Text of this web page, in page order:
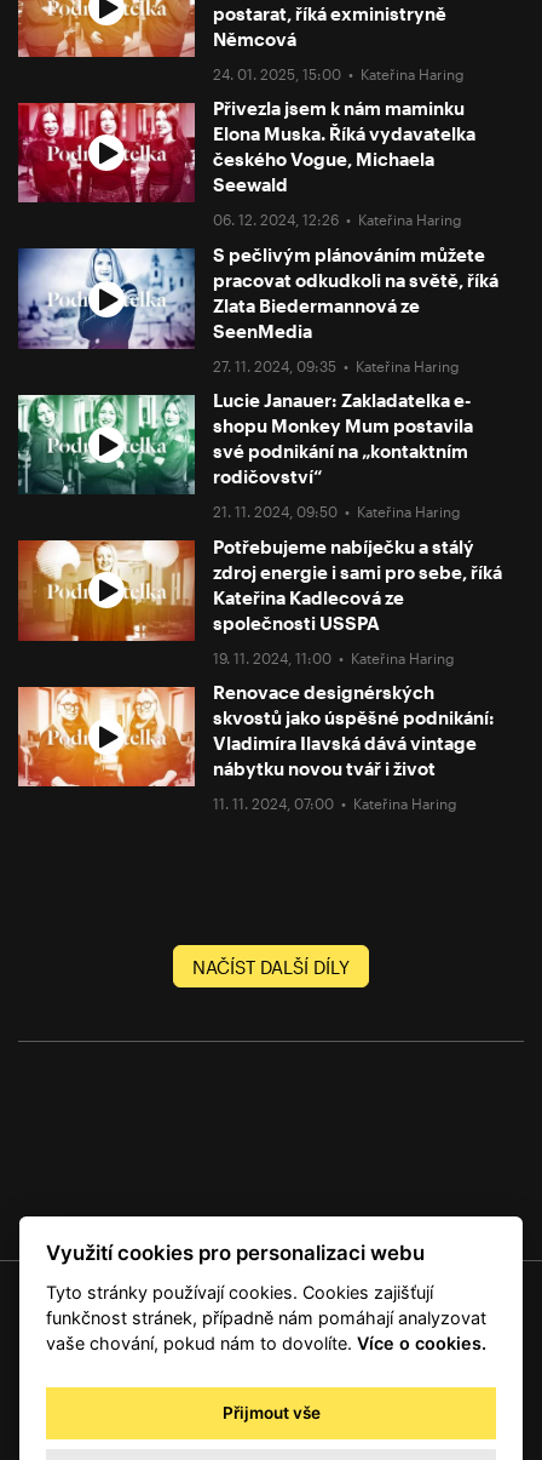
postarat, říká exministryně
Němcová
24. 01. 2025, 15:00 • Kateřina Haring
Přivezla jsem k nám maminku
Elona Muska. Říká vydavatelka
českého Vogue, Michaela
Seewald
06. 12. 2024, 12:26 • Kateřina Haring
S pečlivým plánováním můžete
pracovat odkudkoli na světě, říká
Zlata Biedermannová ze
SeenMedia
27. 11. 2024, 09:35 • Kateřina Haring
Lucie Janauer: Zakladatelka e-
shopu Monkey Mum postavila
své podnikání na „kontaktním
rodičovství“
21. 11. 2024, 09:50 • Kateřina Haring
Potřebujeme nabíječku a stálý
zdroj energie i sami pro sebe, říká
Kateřina Kadlecová ze
společnosti USSPA
19. 11. 2024, 11:00 • Kateřina Haring
Renovace designérských
skvostů jako úspěšné podnikání:
Vladimíra Ilavská dává vintage
nábytku novou tvář i život
11. 11. 2024, 07:00 • Kateřina Haring
NAČÍST DALŠÍ DÍLY
© 2001 — 2026 Copyright CMI News a dodavatelé obsahu. |
Autorská práva
Zpracování osobních údajů - registrovaní a předplatitelé
Zpracování osobních údajů pro novinářské a další účely
Využití cookies pro personalizaci webu
Tyto stránky používají cookies. Cookies zajišťují
funkčnost stránek, případně nám pomáhají analyzovat
vaše chování, pokud nám to dovolíte.Více o cookies.
Přijmout vše